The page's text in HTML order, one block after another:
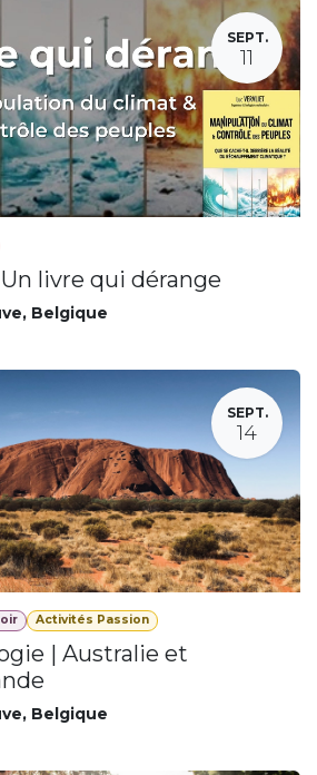
SEPT.
11
livre qui dérange
, Belgique
SEPT.
14
Activités Passion
| Australie et
, Belgique